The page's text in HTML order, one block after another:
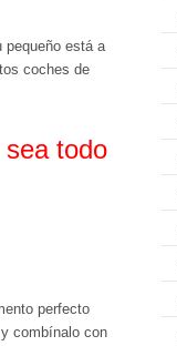
pequeño está a
coches de
todo
perfecto
combínalo con